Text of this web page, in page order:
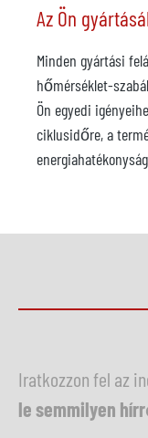
Az Ön
Minden gyártási
hőmérséklet-
Ön egyedi
ciklusidőre, a
Iratkozzon fel az
le semmilyen